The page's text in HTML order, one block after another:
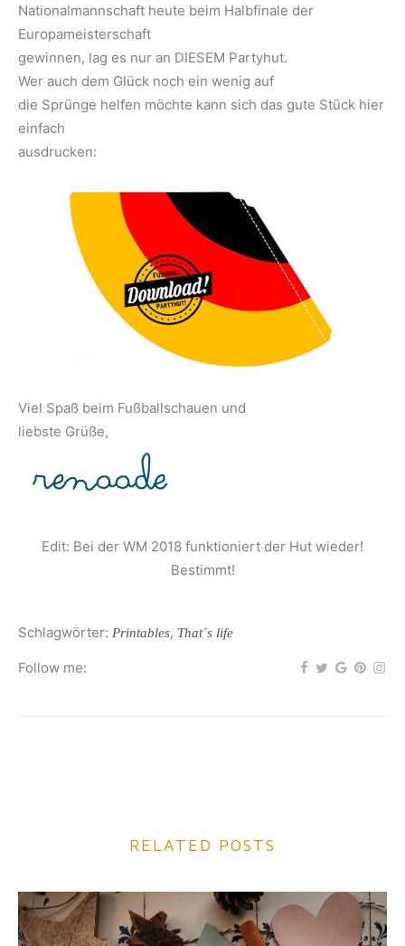
Nationalmannschaft heute beim Halbfinale der
Europameisterschaft
gewinnen, lag es nur an DIESEM Partyhut.
Wer auch dem Glück noch ein wenig auf
die Sprünge helfen möchte kann sich das gute Stück hier
einfach
ausdrucken:
Viel Spaß beim Fußballschauen und
liebste Grüße,
Edit: Bei der WM 2018 funktioniert der Hut wieder!
Bestimmt!
Schlagwörter: Printables, That´s life
Follow me:
RELATED POSTS